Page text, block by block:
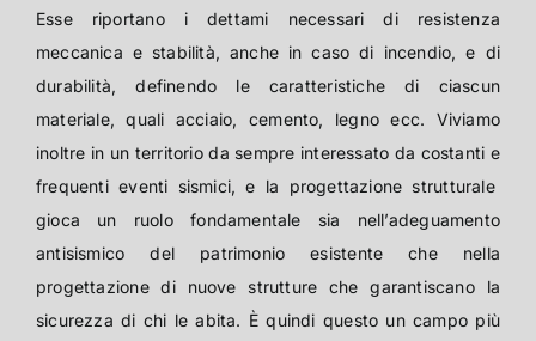
Esse riportano i dettami necessari di resistenza
meccanica e stabilità, anche in caso di incendio, e di
durabilità, definendo le caratteristiche di ciascun
materiale, quali acciaio, cemento, legno ecc. Viviamo
inoltre in un territorio da sempre interessato da costanti e
frequenti eventi sismici, e la progettazione strutturale
gioca un ruolo fondamentale sia nell’adeguamento
antisismico del patrimonio esistente che nella
progettazione di nuove strutture che garantiscano la
sicurezza di chi le abita. È quindi questo un campo più